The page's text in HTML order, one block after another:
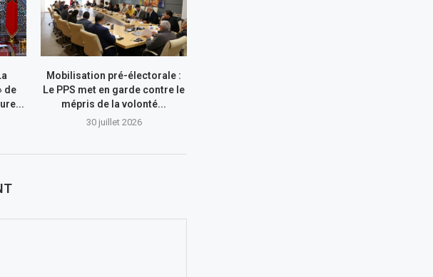
de
Mobilisation pré-électorale :
Le PPS met en garde contre le
mépris de la volonté...
30 juillet 2026